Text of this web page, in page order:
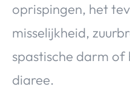
oprispingen, het
misselijkheid,
spastische darm of
diaree.